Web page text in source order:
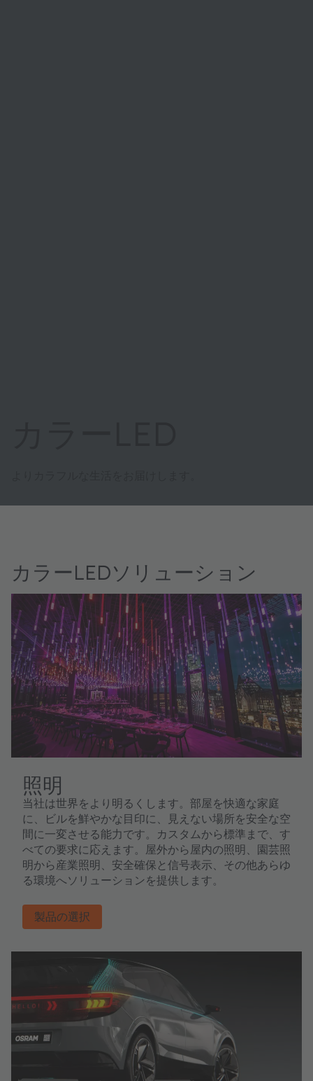
カラーLEDソリューション
照明
当社は世界をより明るくします。部屋を快適な家庭
に、ビルを鮮やかな目印に、見えない場所を安全な空
間に一変させる能力です。カスタムから標準まで、す
べての要求に応えます。屋外から屋内の照明、園芸照
明から産業照明、安全確保と信号表示、その他あらゆ
る環境へソリューションを提供します。
製品の選択